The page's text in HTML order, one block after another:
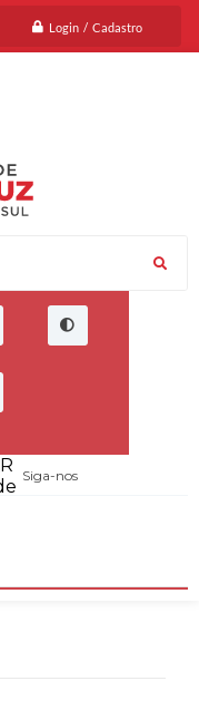
Login / Cadastro
Siga-nos